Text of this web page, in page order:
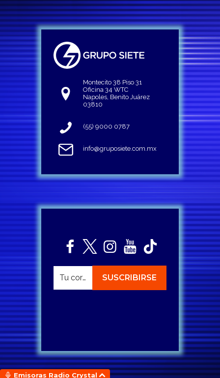
Montecito 38 Piso 31
Oficina 34 WTC
Napoles, Benito Juárez
03810
(55) 9000 0787
info@gruposiete.com.mx
Emisoras Radio Crystal